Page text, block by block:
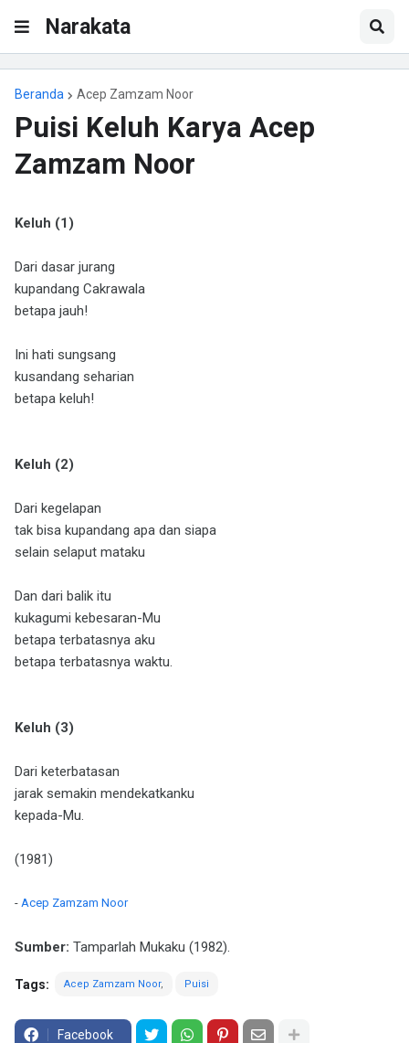
Narakata
Beranda Acep Zamzam Noor
Puisi Keluh Karya Acep
Zamzam Noor
Keluh (1)
Dari dasar jurang
kupandang Cakrawala
betapa jauh!
Ini hati sungsang
kusandang seharian
betapa keluh!
Keluh (2)
Dari kegelapan
tak bisa kupandang apa dan siapa
selain selaput mataku
Dan dari balik itu
kukagumi kebesaran-Mu
betapa terbatasnya aku
betapa terbatasnya waktu.
Keluh (3)
Dari keterbatasan
jarak semakin mendekatkanku
kepada-Mu.
(1981)
- Acep Zamzam Noor
Sumber: Tamparlah Mukaku (1982).
Tags: Acep Zamzam Noor Puisi
Facebook